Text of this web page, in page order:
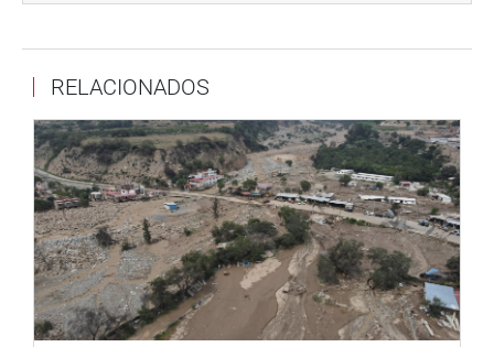
incidan en su protección”.
Por lo tanto, se recomienda su aprobación.
La Comisión de Descentralización también someterá a
consideración de sus integrantes el pre dictamen del
proyecto de ley que propone la igualdad de participación
de hombres y mujeres en la composición del Consejo de
Ministros, de autoría de los legisladores Edith Julón (APP)
y Diego Bazán (Avanza País).
El texto a debatir señala que “la sub representación de
mujeres en los gabinetes de Consejos de Ministros,
RELACIONADOS